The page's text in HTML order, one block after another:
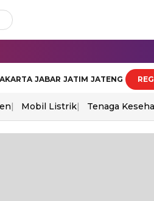
JABAR JATIM JATENG
Mobil Listrik Tenaga